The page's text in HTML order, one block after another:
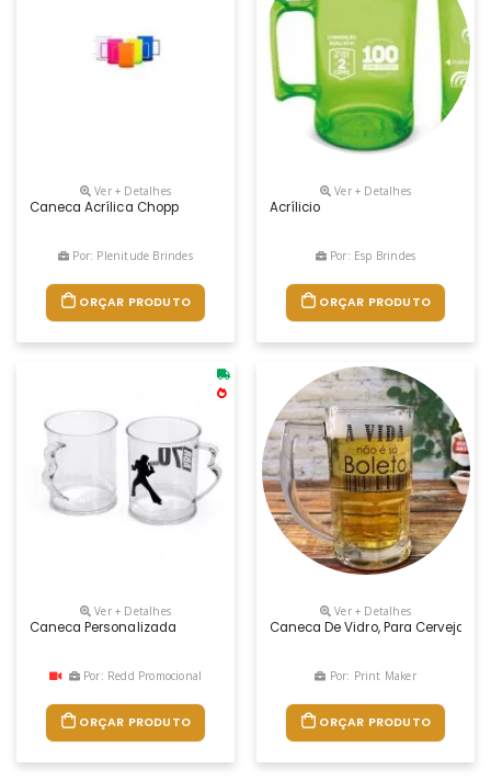
Ver + Detalhes
Caneca Acrílica Chopp
Por: Plenitude Brindes
ORÇAR PRODUTO
Ver + Detalhes
Acrílicio
Por: Esp Brindes
ORÇAR PRODUTO
Ver + Detalhes
Caneca Personalizada
Por: Redd Promocional
ORÇAR PRODUTO
Ver + Detalhes
Caneca De Vidro, Para Cerveja,
Por: Print Maker
ORÇAR PRODUTO